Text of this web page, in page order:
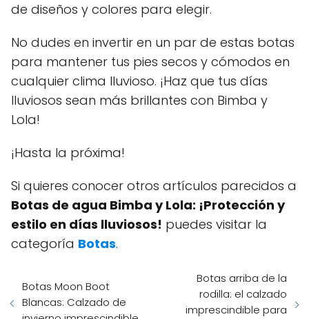
de diseños y colores para elegir.
No dudes en invertir en un par de estas botas
para mantener tus pies secos y cómodos en
cualquier clima lluvioso. ¡Haz que tus días
lluviosos sean más brillantes con Bimba y
Lola!
¡Hasta la próxima!
Si quieres conocer otros artículos parecidos a
Botas de agua Bimba y Lola: ¡Protección y
estilo en días lluviosos! puedes visitar la
categoría Botas.
Botas Moon Boot
Blancas: Calzado de
Botas arriba de la
rodilla: el calzado
imprescindible para